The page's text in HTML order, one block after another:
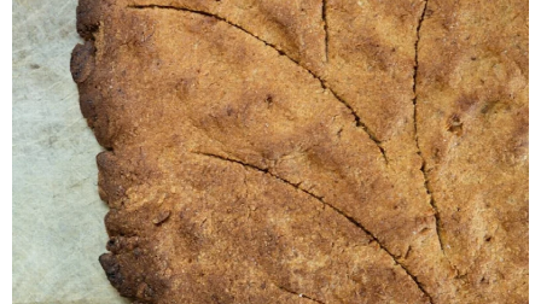
Веганский шаурма-боул: артишоковый хумус с пряными
овощами за 40 минут